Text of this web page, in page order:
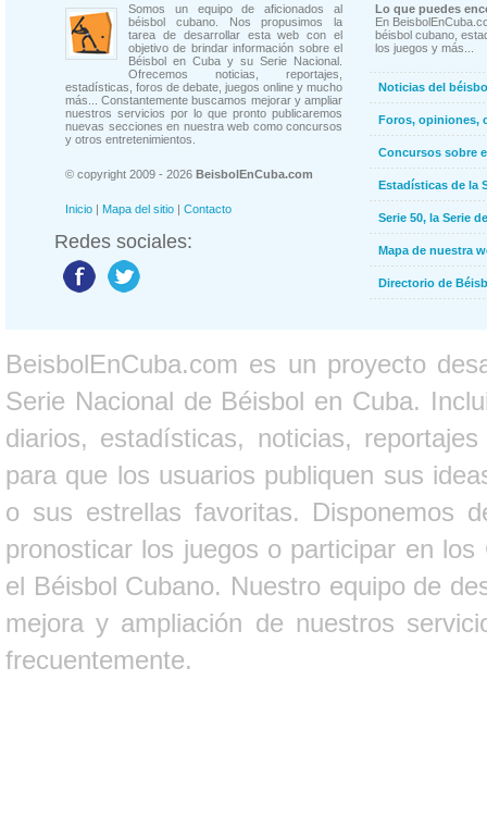
Somos un equipo de aficionados al
béisbol cubano. Nos propusimos la
tarea de desarrollar esta web con el
objetivo de brindar información sobre el
Béisbol en Cuba y su Serie Nacional.
Ofrecemos noticias, reportajes,
estadísticas, foros de debate, juegos online y mucho
más... Constantemente buscamos mejorar y ampliar
nuestros servicios por lo que pronto publicaremos
nuevas secciones en nuestra web como concursos
y otros entretenimientos.
© copyright 2009 - 2026 BeisbolEnCuba.com
Inicio | Mapa del sitio | Contacto
Redes sociales:
Lo que puedes
En
béisbol cubano,
los juegos y más...
Noticias del
Foros, opiniones,
Concursos sobre
Estadísticas de la
Serie 50, la Serie
Mapa de nuestra
Directorio de
BeisbolEnCuba.com es un proyecto
Serie Nacional de Béisbol en Cuba.
diarios, estadísticas, noticias,
para que los usuarios publiquen sus
o sus estrellas favoritas. Disponemos
pronosticar los juegos o participar en
el Béisbol Cubano. Nuestro equipo de
mejora y ampliación de nuestros
frecuentemente.